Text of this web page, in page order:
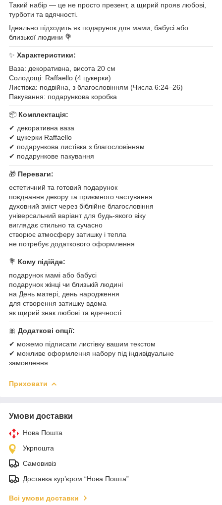
Такий набір — це не просто презент, а щирий прояв любові,
турботи та вдячності.
Ідеально підходить як подарунок для мами, бабусі або
близької людини 💐
✨ Характеристики:
Ваза: декоративна, висота 20 см
Солодощі: Raffaello (4 цукерки)
Листівка: подвійна, з благословінням (Числа 6:24–26)
Пакування: подарункова коробка
📦 Комплектація:
✔ декоративна ваза
✔ цукерки Raffaello
✔ подарункова листівка з благословінням
✔ подарункове пакування
🎁 Переваги:
естетичний та готовий подарунок
поєднання декору та приємного частування
духовний зміст через біблійне благословіння
універсальний варіант для будь-якого віку
виглядає стильно та сучасно
створює атмосферу затишку і тепла
не потребує додаткового оформлення
💐 Кому підійде:
подарунок мамі або бабусі
подарунок жінці чи близькій людині
на День матері, день народження
для створення затишку вдома
як щирий знак любові та вдячності
🎀 Додаткові опції:
✔ можемо підписати листівку вашим текстом
✔ можливе оформлення набору під індивідуальне
замовлення
Приховати
Умови доставки
Нова Пошта
Укрпошта
Самовивіз
Доставка кур’єром “Нова Пошта”
Всі умови доставки